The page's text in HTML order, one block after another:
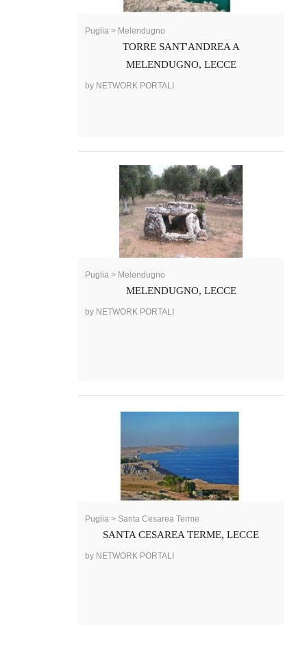
Puglia > Melendugno
TORRE SANT'ANDREA A
MELENDUGNO, LECCE
by NETWORK PORTALI
Puglia > Melendugno
MELENDUGNO, LECCE
by NETWORK PORTALI
Puglia > Santa Cesarea Terme
SANTA CESAREA TERME, LECCE
by NETWORK PORTALI